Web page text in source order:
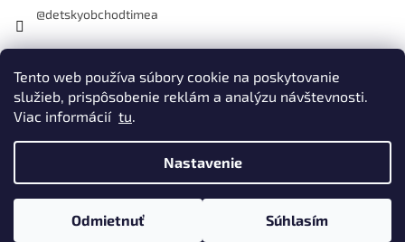
Tento web používa súbory cookie na poskytovanie
služieb, prispôsobenie reklám a analýzu návštevnosti.
Viac informácií tu.
Nastavenie
Odmietnuť Súhlasím
@detskyobchodtimea
Instagram
Detský obchod Timea
Upraviť nastavenie cookies